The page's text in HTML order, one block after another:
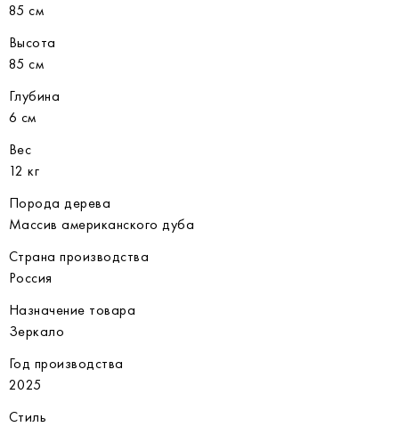
85 см
Высота
85 см
Глубина
6 см
Вес
12 кг
Порода дерева
Массив американского дуба
Страна производства
Россия
Назначение товара
Зеркало
Год производства
2025
Стиль